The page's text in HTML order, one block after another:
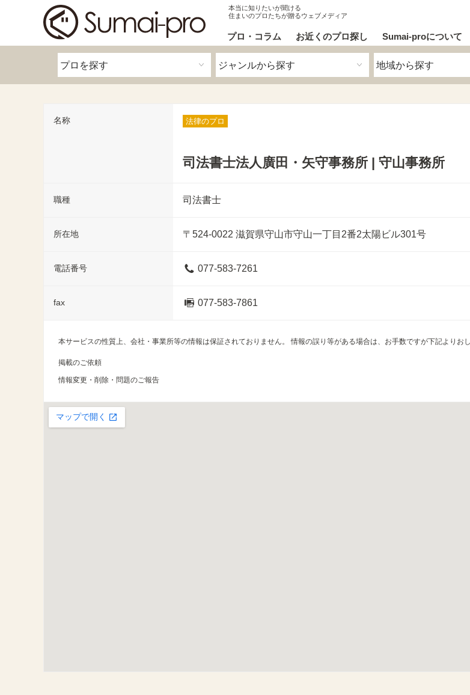
本当に知りたいが聞ける
住まいのプロたちが贈るウェブメディア
プロ・コラム お近くのプロ探し Sumai-proについて
名称 法律のプロ
司法書士法人廣田・矢守事務所 | 守山事務所
職種 司法書士
所在地 〒524-0022 滋賀県守山市守山一丁目2番2太陽ビル301号
電話番号 077-583-7261
fax 077-583-7861
本サービスの性質上、会社・事業所等の情報は保証されておりません。 情報の誤り等がある場合は、お手数ですが下記よりおし
掲載のご依頼
情報変更・削除・問題のご報告